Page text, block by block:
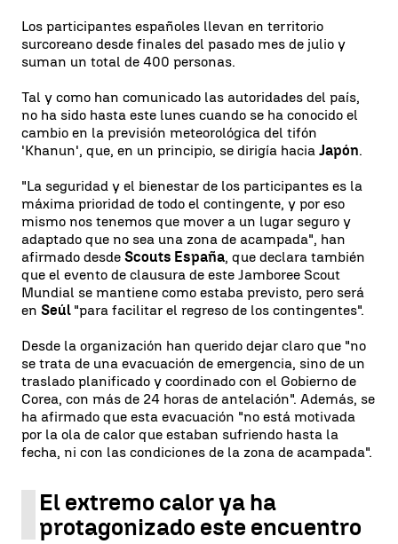
Los participantes españoles llevan en territorio
surcoreano desde finales del pasado mes de julio y
suman un total de 400 personas.
Tal y como han comunicado las autoridades del país,
no ha sido hasta este lunes cuando se ha conocido el
cambio en la previsión meteorológica del tifón
'Khanun', que, en un principio, se dirigía hacia Japón.
"La seguridad y el bienestar de los participantes es la
máxima prioridad de todo el contingente, y por eso
mismo nos tenemos que mover a un lugar seguro y
adaptado que no sea una zona de acampada", han
afirmado desde Scouts España, que declara también
que el evento de clausura de este Jamboree Scout
Mundial se mantiene como estaba previsto, pero será
en Seúl "para facilitar el regreso de los contingentes".
Desde la organización han querido dejar claro que "no
se trata de una evacuación de emergencia, sino de un
traslado planificado y coordinado con el Gobierno de
Corea, con más de 24 horas de antelación". Además, se
ha afirmado que esta evacuación "no está motivada
por la ola de calor que estaban sufriendo hasta la
fecha, ni con las condiciones de la zona de acampada".
El extremo calor ya ha
protagonizado este encuentro